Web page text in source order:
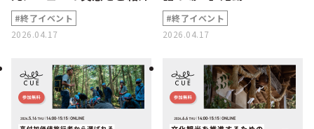
#終了イベント
2026.04.17
#終了イベント
2026.04.17